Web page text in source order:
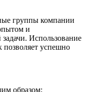
группы компании
и
Использование
успешно
образом: